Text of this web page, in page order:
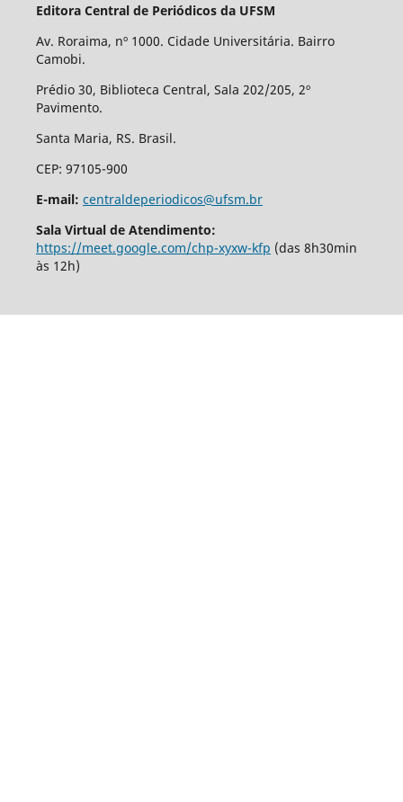
Editora Central de Periódicos da UFSM
Av. Roraima, nº 1000. Cidade Universitária. Bairro
Camobi.
Prédio 30, Biblioteca Central, Sala 202/205, 2º
Pavimento.
Santa Maria, RS. Brasil.
CEP: 97105-900
E-mail: centraldeperiodicos@ufsm.br
Sala Virtual de Atendimento:
https://meet.google.com/chp-xyxw-kfp (das 8h30min
às 12h)